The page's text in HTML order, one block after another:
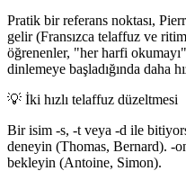
Pratik bir referans noktası,
gelir (Fransızca telaffuz ve
öğrenenler, "her harfi
dinlemeye başladığında daha
💡 İki hızlı telaffuz düzeltmesi
Bir isim -s, -t veya -d ile
deneyin (Thomas, Bernard). -
bekleyin (Antoine, Simon).